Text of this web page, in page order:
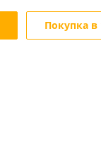
Покупка в